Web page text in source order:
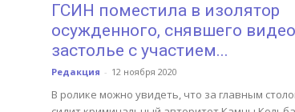
ГСИН поместила в изолятор
осужденного, снявшего
застолье с участием...
Редакция - 12 ноября 2020
В ролике можно увидеть, что за главным